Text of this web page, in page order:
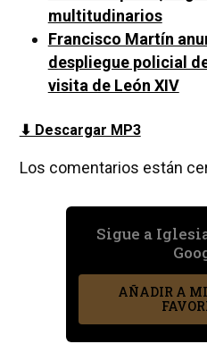
multitudinarios
Francisco Martín
despliegue policial
visita de León XIV
⬇ Descargar MP3
Los comentarios están
Sigue a
AÑADIR A